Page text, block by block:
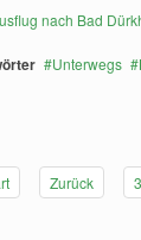
Unterwegs
Zurück 3